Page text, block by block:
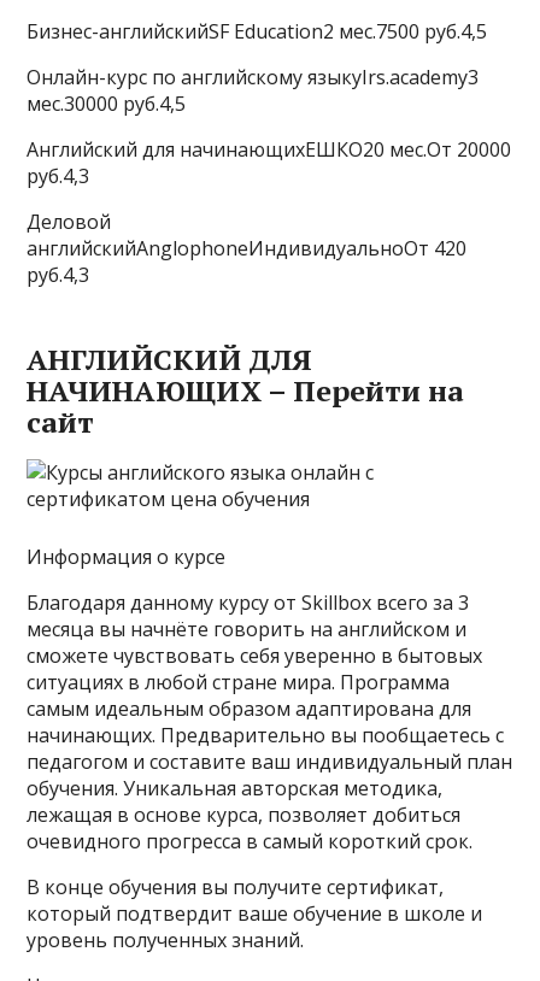
Бизнес-английскийSF Education2 мес.7500 руб.4,5
Онлайн-курс по английскому языкуIrs.academy3
мес.30000 руб.4,5
Английский для начинающихЕШКО20 мес.От 20000
руб.4,3
Деловой
английскийAnglophoneИндивидуальноОт 420
руб.4,3
АНГЛИЙСКИЙ ДЛЯ
НАЧИНАЮЩИХ – Перейти на
сайт
Информация о курсе
Благодаря данному курсу от Skillbox всего за 3
месяца вы начнёте говорить на английском и
сможете чувствовать себя уверенно в бытовых
ситуациях в любой стране мира. Программа
самым идеальным образом адаптирована для
начинающих. Предварительно вы пообщаетесь с
педагогом и составите ваш индивидуальный план
обучения. Уникальная авторская методика,
лежащая в основе курса, позволяет добиться
очевидного прогресса в самый короткий срок.
В конце обучения вы получите сертификат,
который подтвердит ваше обучение в школе и
уровень полученных знаний.